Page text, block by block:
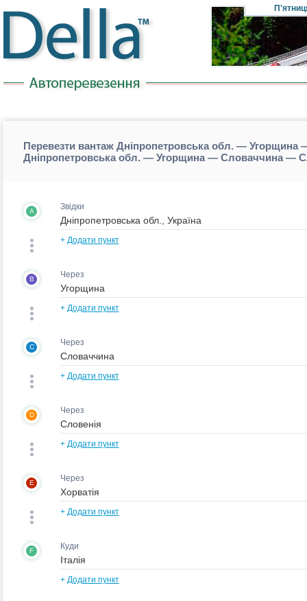
Перевезти вантаж Дніпропетровська обл. —
Дніпропетровська обл. — Угорщина — Словаччина —
A Звідки
+ Додати пункт
B Через
+ Додати пункт
C Через
+ Додати пункт
D Через
+ Додати пункт
E Через
+ Додати пункт
F Куди
+ Додати пункт